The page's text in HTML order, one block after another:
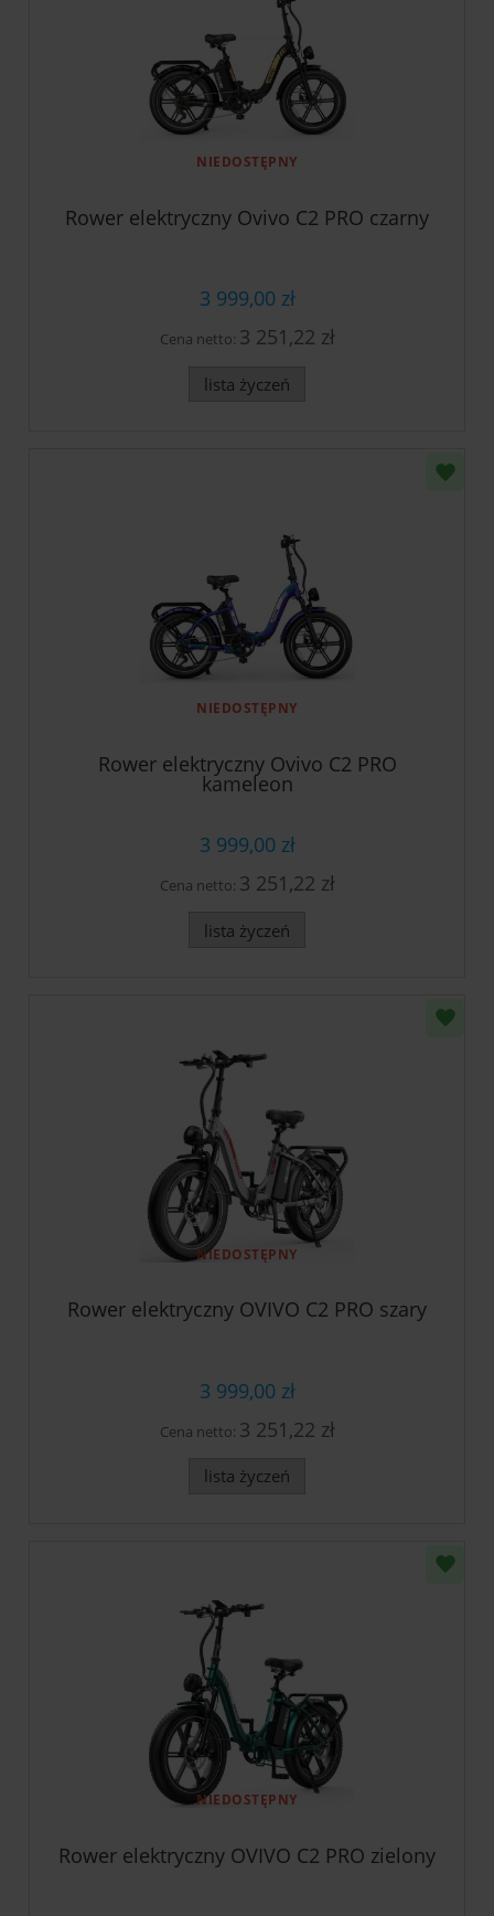
NIEDOSTĘPNY
Rower elektryczny Ovivo C2 PRO czarny
3 999,00 zł
Cena netto: 3 251,22 zł
lista życzeń
NIEDOSTĘPNY
Rower elektryczny Ovivo C2 PRO
kameleon
3 999,00 zł
Cena netto: 3 251,22 zł
lista życzeń
NIEDOSTĘPNY
Rower elektryczny OVIVO C2 PRO szary
3 999,00 zł
Cena netto: 3 251,22 zł
lista życzeń
NIEDOSTĘPNY
Rower elektryczny OVIVO C2 PRO zielony